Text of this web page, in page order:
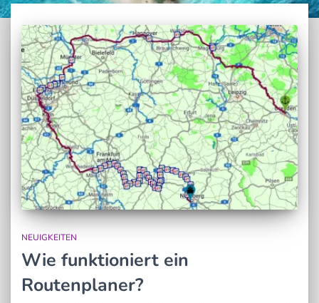
NEUIGKEITEN
Wie funktioniert ein
Routenplaner?